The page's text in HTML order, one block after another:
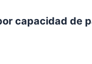
capacidad de